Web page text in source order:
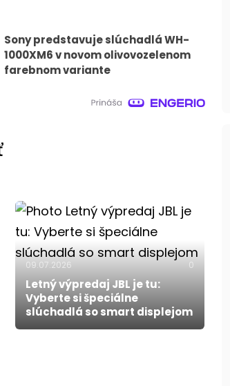
Sony predstavuje slúchadlá WH-
1000XM6 v novom olivovozelenom
farebnom variante
09.07.2026 0
Letný výpredaj JBL je tu:
Vyberte si špeciálne
slúchadlá so smart displejom